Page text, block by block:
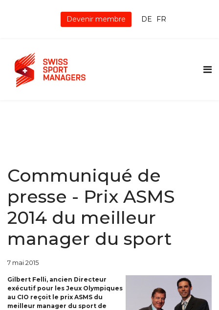
Devenir membre DE FR
Communiqué de
presse - Prix ASMS
2014 du meilleur
manager du sport
7 mai 2015
Gilbert Felli, ancien Directeur
exécutif pour les Jeux Olympiques
au CIO reçoit le prix ASMS du
meilleur manager du sport d e